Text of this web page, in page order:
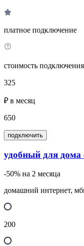
платное подключение
стоимость
325
₽ в месяц
650
подключить
удобный для дома
-50% на 2 месяца
домашний интернет,
200